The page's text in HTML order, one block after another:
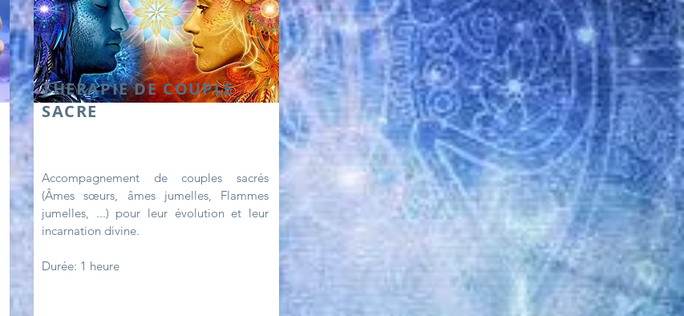
THERAPIE DE COUPLE
SACRE
Accompagnement de couples sacrés
(Âmes sœurs, âmes jumelles, Flammes
jumelles, ...) pour leur évolution et leur
incarnation divine.
Durée: 1 heure